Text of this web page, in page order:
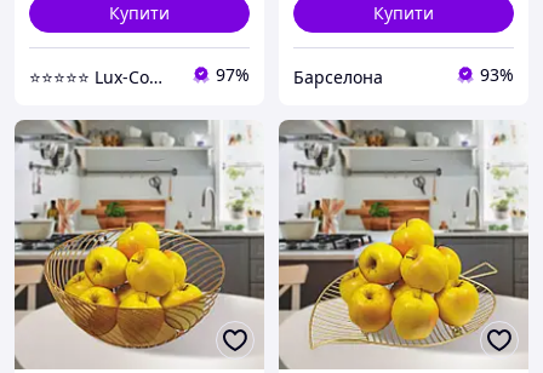
Купити
⭐️⭐️⭐️⭐️⭐️ Lux-Comfort.Com.Ua - Ваш комфортний побут! 97%
Купити
Барселона 93%